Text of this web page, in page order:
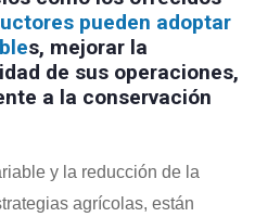
pueden adoptar
s, mejorar la
de sus operaciones,
a la conservación
y la reducción de la
agrícolas, están